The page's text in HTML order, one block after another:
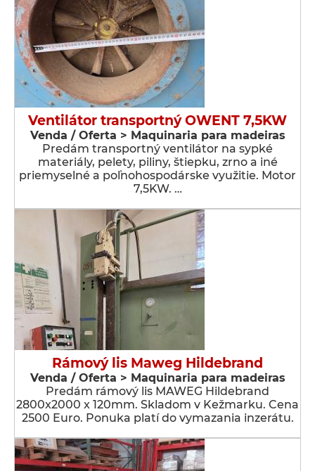
Ventilátor transportný OWENT 7,5KW
Venda / Oferta > Maquinaria para madeiras
Predám transportný ventilátor na sypké
materiály, pelety, piliny, štiepku, zrno a iné
priemyselné a poľnohospodárske využitie. Motor
7,5KW. …
Rámový lis Maweg Hildebrand
Venda / Oferta > Maquinaria para madeiras
Predám rámový lis MAWEG Hildebrand
2800x2000 x 120mm. Skladom v Kežmarku. Cena
2500 Euro. Ponuka platí do vymazania inzerátu.